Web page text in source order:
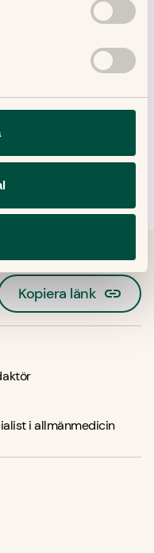
stämmer in:
klådan så att det får
Kopiera länk
i allmänmedicin